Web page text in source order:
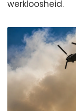
werkloosheid.